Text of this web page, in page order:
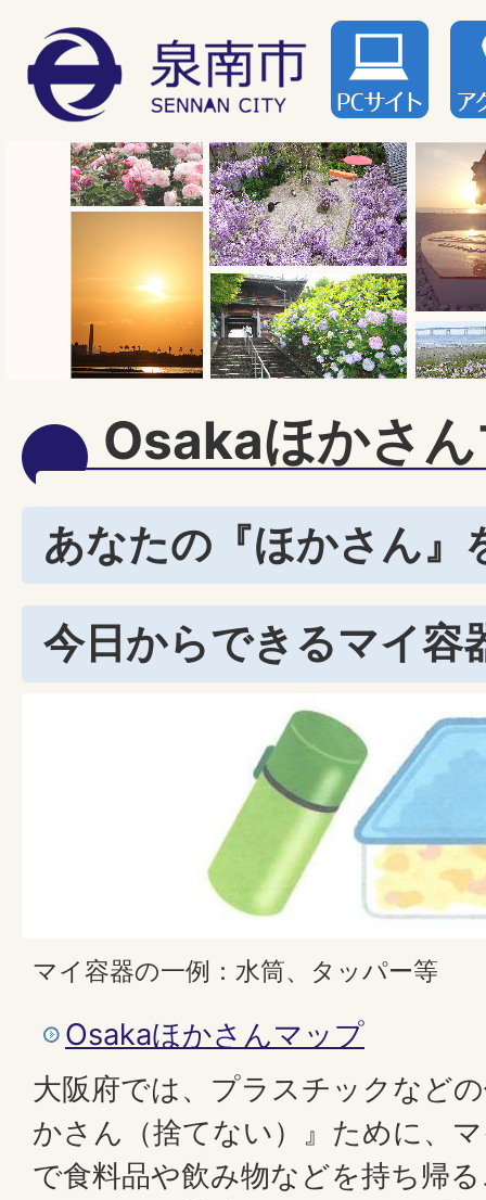
Osakaほかさ
あなたの『ほかさん』
今日からできるマイ容
マイ容器の一例：水筒、タッパー等
Osakaほかさんマップ
大阪府では、プラスチックなど
かさん（捨てない）』ために、
で食料品や飲み物などを持ち帰